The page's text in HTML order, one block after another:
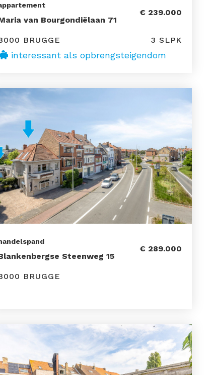
van Bourgondiëlaan 71
€ 239.000
BRUGGE 3 SLPK
interessant als opbrengsteigendom
Steenweg 15
€ 289.000
BRUGGE